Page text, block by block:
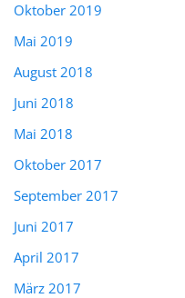
Oktober 2019
Mai 2019
August 2018
Juni 2018
Mai 2018
Oktober 2017
September 2017
Juni 2017
April 2017
März 2017